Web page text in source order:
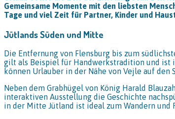
Gemeinsame Momente mit den liebsten
Tage und viel Zeit für Partner, Kinder und
Jütlands Süden und Mitte
Die Entfernung von Flensburg bis zum
gilt als Beispiel für Handwerkstradition und ist
können Urlauber in der Nähe von Vejle auf
Neben dem Grabhügel von König Harald
interaktiven Ausstellung die Geschichte
in der Mitte Jütland ist ideal zum Wandern und